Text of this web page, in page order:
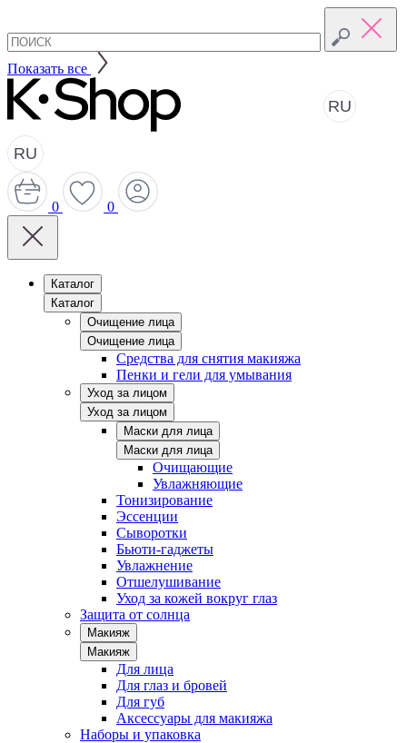
Показать все
RU
RU
0 0
Каталог
Каталог
Очищение лица
Очищение лица
Средства для снятия макияжа
Пенки и гели для умывания
Уход за лицом
Уход за лицом
Маски для лица
Маски для лица
Очищающие
Увлажняющие
Тонизирование
Эссенции
Сыворотки
Бьюти-гаджеты
Увлажнение
Отшелушивание
Уход за кожей вокруг глаз
Защита от солнца
Макияж
Макияж
Для лица
Для глаз и бровей
Для губ
Аксессуары для макияжа
Наборы и упаковка